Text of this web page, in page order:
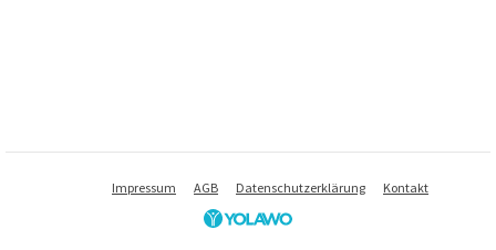
Impressum AGB Datenschutzerklärung Kontakt